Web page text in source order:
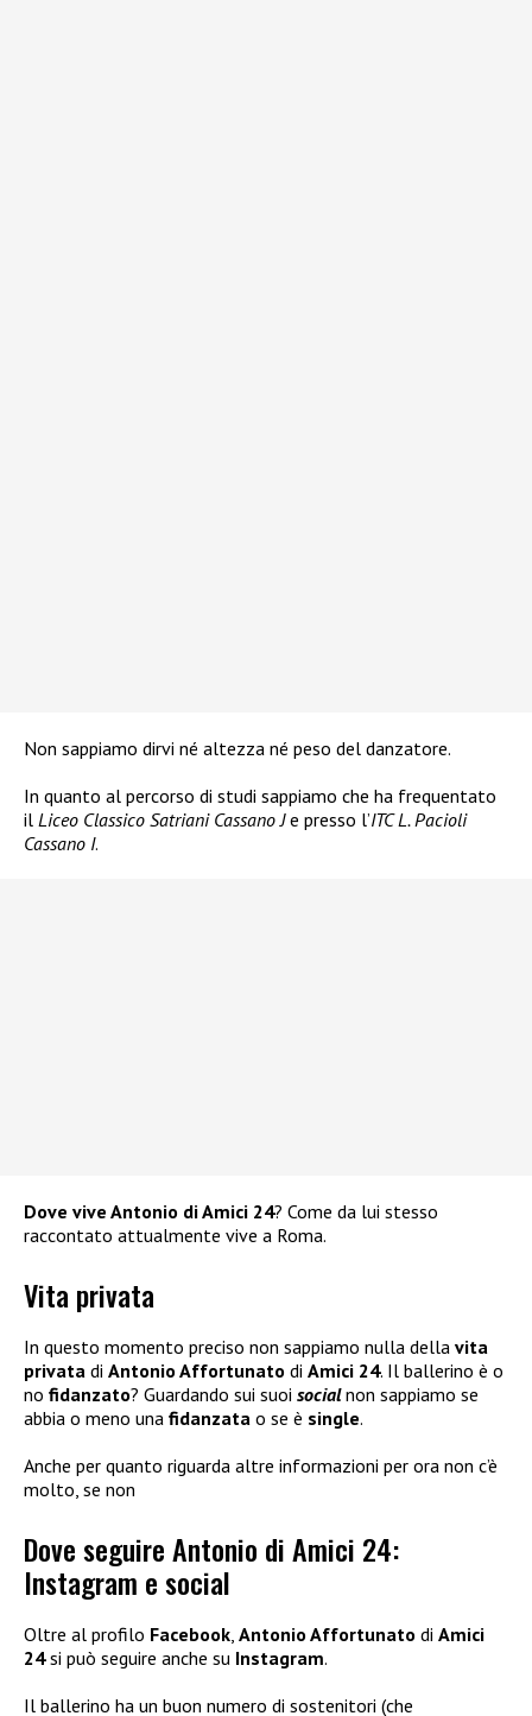
Non sappiamo dirvi né altezza né peso del danzatore.
In quanto al percorso di studi sappiamo che ha frequentato
il Liceo Classico Satriani Cassano Je presso l’ITC L. Pacioli
Cassano I.
Dove vive Antonio di Amici 24? Come da lui stesso
raccontato attualmente vive a Roma.
Vita privata
In questo momento preciso non sappiamo nulla della vita
privata di Antonio Affortunato di Amici 24. Il ballerino è o
no fidanzato? Guardando sui suoi socialnon sappiamo se
abbia o meno una fidanzata o se è single.
Anche per quanto riguarda altre informazioni per ora non c’è
molto, se non
Dove seguire Antonio di Amici 24:
Instagram e social
Oltre al profilo Facebook, Antonio Affortunato di Amici
24si può seguire anche su Instagram.
Il ballerino ha un buon numero di sostenitori (che